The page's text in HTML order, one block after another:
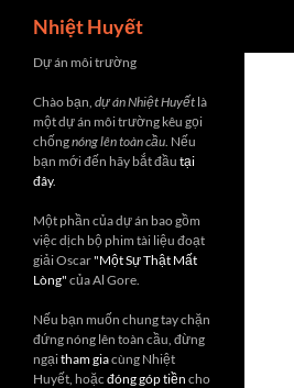
content
Nhiệt Huyết
Dự án môi trường
Chào bạn, dự án Nhiệt Huyết là
một dự án môi trường kêu gọi
chốngnóng lên toàn cầu. Nếu
bạn mới đến hãy bắt đầu tại
đây.
Một phần của dự án bao gồm
việc dịch bộ phim tài liệu đoạt
giải Oscar"Một Sự Thật Mất
Lòng" của Al Gore.
Nếu bạn muốn chung tay chặn
đứng nóng lên toàn cầu, đừng
ngạitham giacùng Nhiệt
Huyết, hoặc đóng góp tiền cho